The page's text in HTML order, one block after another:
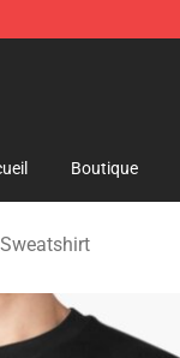
Store
Boutique